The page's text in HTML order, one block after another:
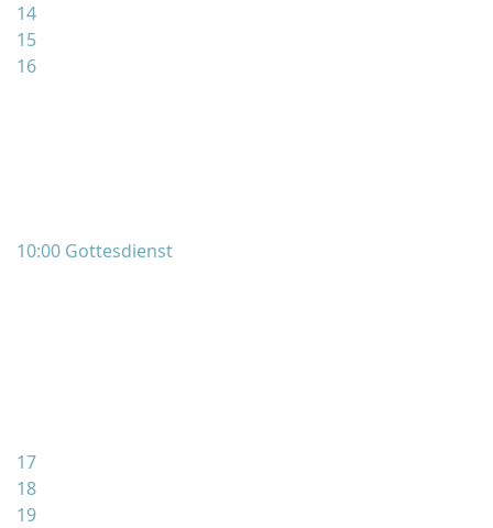
14
15
16
10:00 Gottesdienst
17
18
19